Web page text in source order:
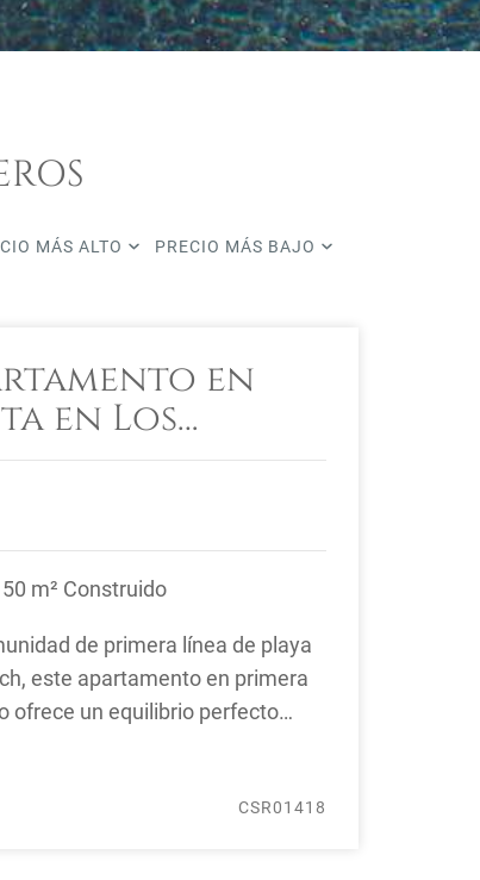
MÁS ALTO PRECIO MÁS BAJO
en
en Los
Beach
m² Construido
de primera línea de playa
este apartamento en primera
ofrece un equilibrio perfecto
CSR01418